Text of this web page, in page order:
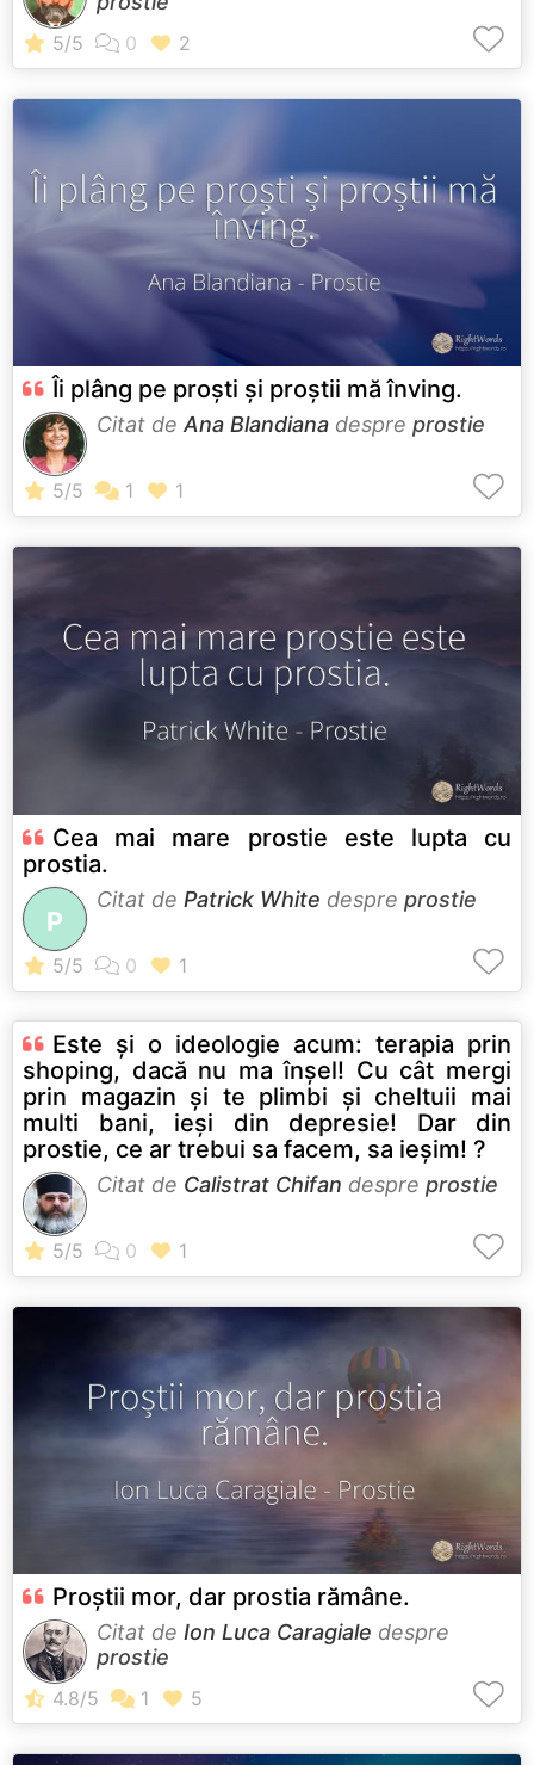
Îi plâng pe proști și proștii mă înving.
Citat deAna Blandiana despre prostie
Cea mai mare prostie este lupta cu
prostia.
P
Citat de Patrick White despre prostie
Este și o ideologie acum: terapia prin
shoping, dacă nu ma înșel! Cu cât mergi
prin magazin și te plimbi și cheltuii mai
multi bani, ieși din depresie! Dar din
prostie, ce ar trebui sa facem, sa ieșim! ?
Citat de Calistrat Chifan despre prostie
Proștii mor, dar prostia rămâne.
Citat de Ion Luca Caragiale despre
prostie